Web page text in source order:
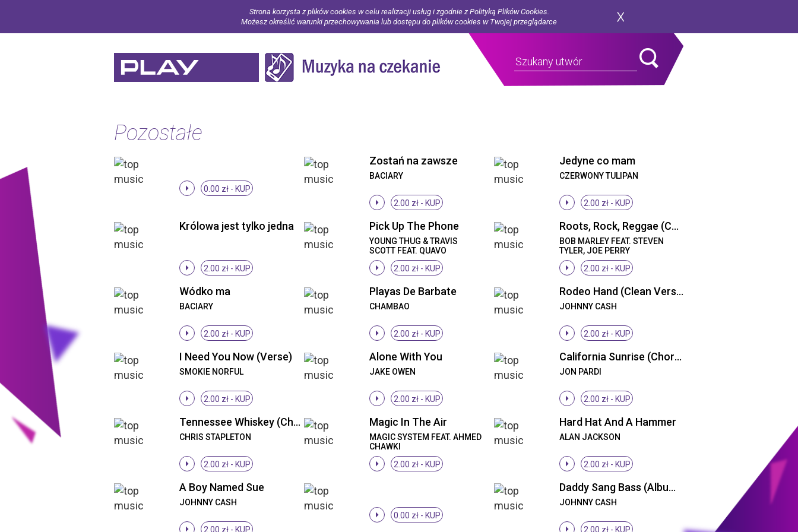
Strona korzysta z plików cookies w celu realizacji usług i zgodnie z Polityką Plików Cookies.
Możesz określić warunki przechowywania lub dostępu do plików cookies w Twojej przeglądarce
Pozostałe
0.00 zł - KUP
Zostań na zawsze
BACIARY
2.00 zł - KUP
Jedyne co mam
CZERWONY TULIPAN
2.00 zł - KUP
Królowa jest tylko jedna
2.00 zł - KUP
Pick Up The Phone
YOUNG THUG & TRAVIS
SCOTT FEAT. QUAVO
2.00 zł - KUP
Roots, Rock, Reggae (Chorus)
BOB MARLEY FEAT. STEVEN
TYLER, JOE PERRY
2.00 zł - KUP
Wódko ma
BACIARY
2.00 zł - KUP
Playas De Barbate
CHAMBAO
2.00 zł - KUP
Rodeo Hand (Clean Version)
JOHNNY CASH
2.00 zł - KUP
I Need You Now (Verse)
SMOKIE NORFUL
2.00 zł - KUP
Alone With You
JAKE OWEN
2.00 zł - KUP
California Sunrise (Chorus)
JON PARDI
2.00 zł - KUP
Tennessee Whiskey (Chorus)
CHRIS STAPLETON
2.00 zł - KUP
Magic In The Air
MAGIC SYSTEM FEAT. AHMED
CHAWKI
2.00 zł - KUP
Hard Hat And A Hammer
ALAN JACKSON
2.00 zł - KUP
A Boy Named Sue
JOHNNY CASH
2.00 zł - KUP
0.00 zł - KUP
Daddy Sang Bass (Album Version)
JOHNNY CASH
2.00 zł - KUP